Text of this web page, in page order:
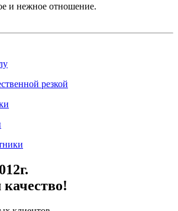
и нежное отношение.
резкой